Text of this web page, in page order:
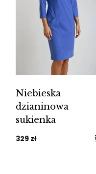
Niebieska
dzianinowa
sukienka
329 zł